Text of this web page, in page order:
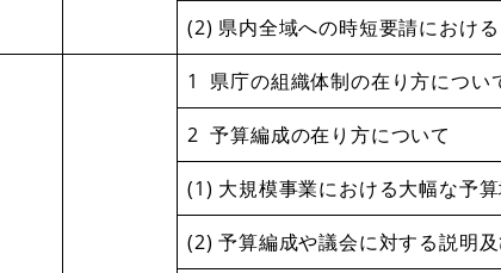
(2) 県内全域への時短要請におけ
1 県庁の組織体制の在り方につい
2 予算編成の在り方について
(1) 大規模事業における大幅な予
(2) 予算編成や議会に対する説明